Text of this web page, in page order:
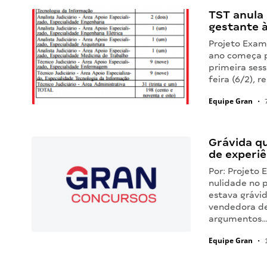
TST
gestante
Projeto
ano começa
primeira
feira (6/2),
Equipe Gran •
Grávida
de
Por: Projeto
nulidade no
estava
vendedora
Equipe Gran •